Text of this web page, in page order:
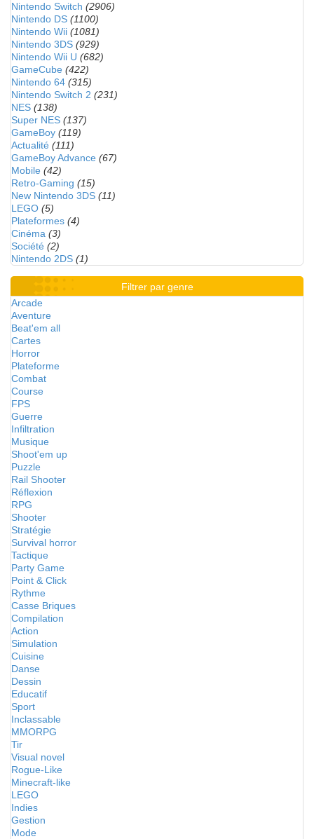
Nintendo Switch (2906)
Nintendo DS (1100)
Nintendo Wii (1081)
Nintendo 3DS (929)
Nintendo Wii U (682)
GameCube (422)
Nintendo 64 (315)
Nintendo Switch 2 (231)
NES (138)
Super NES (137)
GameBoy (119)
Actualité (111)
GameBoy Advance (67)
Mobile (42)
Retro-Gaming (15)
New Nintendo 3DS (11)
LEGO (5)
Plateformes (4)
Cinéma (3)
Société (2)
Nintendo 2DS (1)
Filtrer par genre
Arcade
Aventure
Beat'em all
Cartes
Horror
Plateforme
Combat
Course
FPS
Guerre
Infiltration
Musique
Shoot'em up
Puzzle
Rail Shooter
Réflexion
RPG
Shooter
Stratégie
Survival horror
Tactique
Party Game
Point & Click
Rythme
Casse Briques
Compilation
Action
Simulation
Cuisine
Danse
Dessin
Educatif
Sport
Inclassable
MMORPG
Tir
Visual novel
Rogue-Like
Minecraft-like
LEGO
Indies
Gestion
Mode